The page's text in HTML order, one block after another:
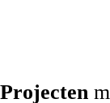
Projecten